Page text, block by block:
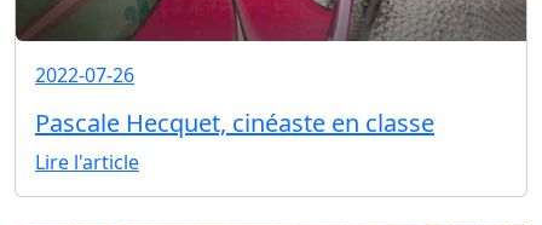
2022-07-26
Pascale Hecquet, cinéaste en classe
Lire l'article